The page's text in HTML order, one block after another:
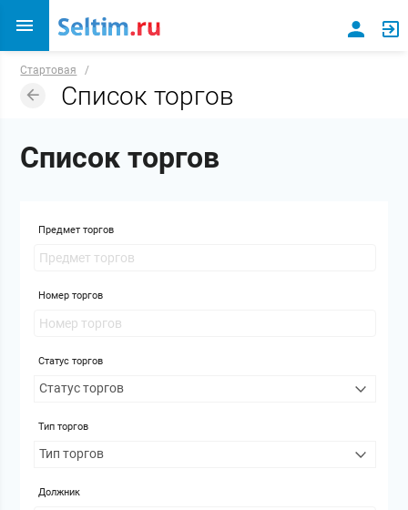
Стартовая /
Список торгов
Список торгов
Предмет торгов
Номер торгов
Статус торгов
Тип торгов
Должник